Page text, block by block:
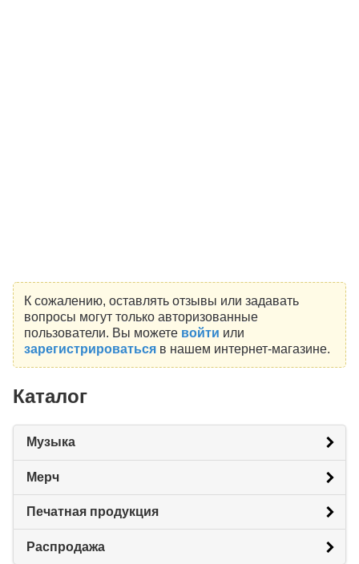
К сожалению, оставлять отзывы или задавать
вопросы могут только авторизованные
пользователи. Вы можете войти или
зарегистрироватьсяв нашем интернет-магазине.
Каталог
Музыка
Мерч
Печатная продукция
Распродажа